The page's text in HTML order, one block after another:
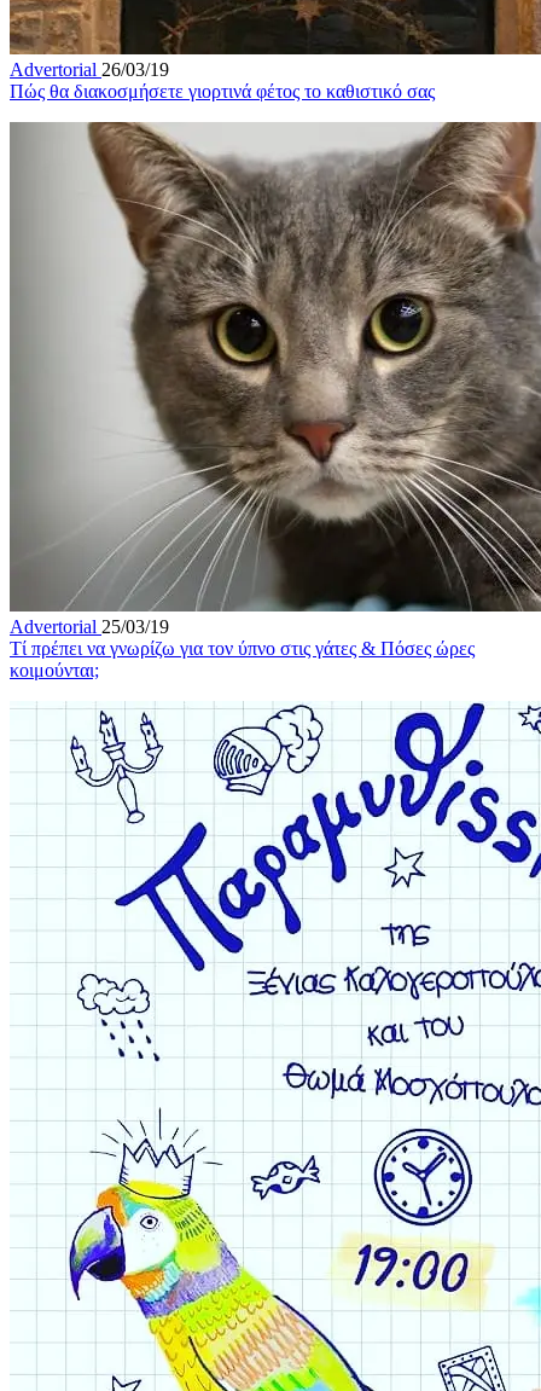
Advertorial 26/03/19
Πώς θα διακοσμήσετε γιορτινά φέτος το καθιστικό σας
Advertorial 25/03/19
Τί πρέπει να γνωρίζω για τον ύπνο στις γάτες & Πόσες ώρες
κοιμούνται;